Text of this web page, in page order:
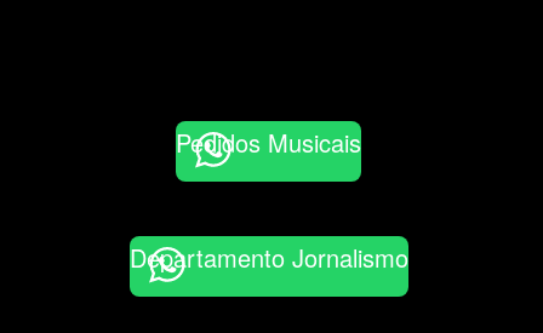
Pedidos Musicais
Departamento Jornalismo